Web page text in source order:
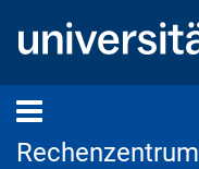
Rechenzentrum